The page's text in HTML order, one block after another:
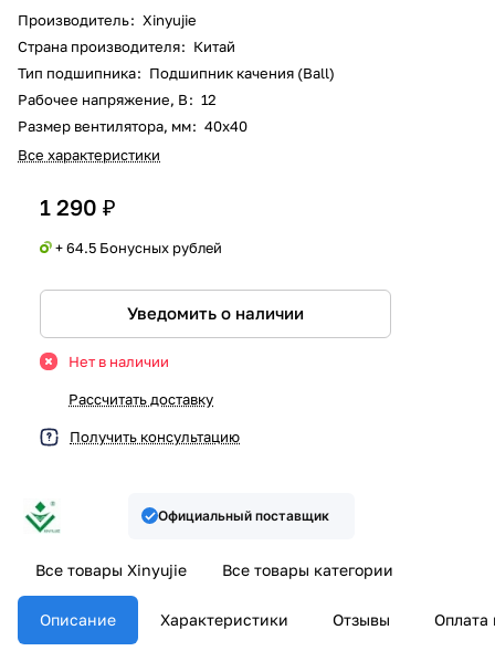
Производитель: Xinyujie
Страна производителя: Китай
Тип подшипника: Подшипник качения (Ball)
Рабочее напряжение, В: 12
Размер вентилятора, мм: 40x40
Все характеристики
1 290 ₽
+ 64.5 Бонусных рублей
Уведомить о наличии
Нет в наличии
Рассчитать доставку
Получить консультацию
Официальный поставщик
Все товары Xinyujie Все товары категории
Описание Характеристики Отзывы Оплата